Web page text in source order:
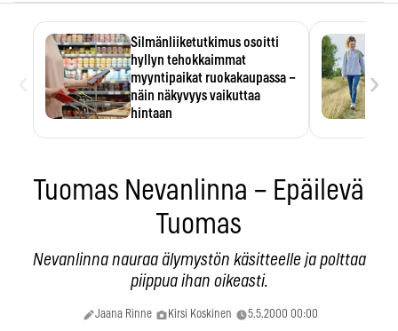
Silmänliiketutkimus osoitti
hyllyn tehokkaimmat
myyntipaikat ruokakaupassa –
näin näkyvyys vaikuttaa
hintaan
›
Tuomas Nevanlinna – Epäilevä
Tuomas
Nevanlinna nauraa älymystön käsitteelle ja polttaa
piippua ihan oikeasti.
Jaana Rinne Kirsi Koskinen 5.5.2000 00:00